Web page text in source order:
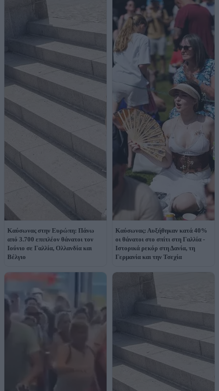
Καύσωνας στην Ευρώπη: Πάνω
από 3.700 επιπλέον θάνατοι τον
Ιούνιο σε Γαλλία, Ολλανδία και
Βέλγιο
Καύσωνας: Αυξήθηκαν κατά 40%
οι θάνατοι στο σπίτι στη Γαλλία -
Ιστορικά ρεκόρ στη Δανία, τη
Γερμανία και την Τσεχία